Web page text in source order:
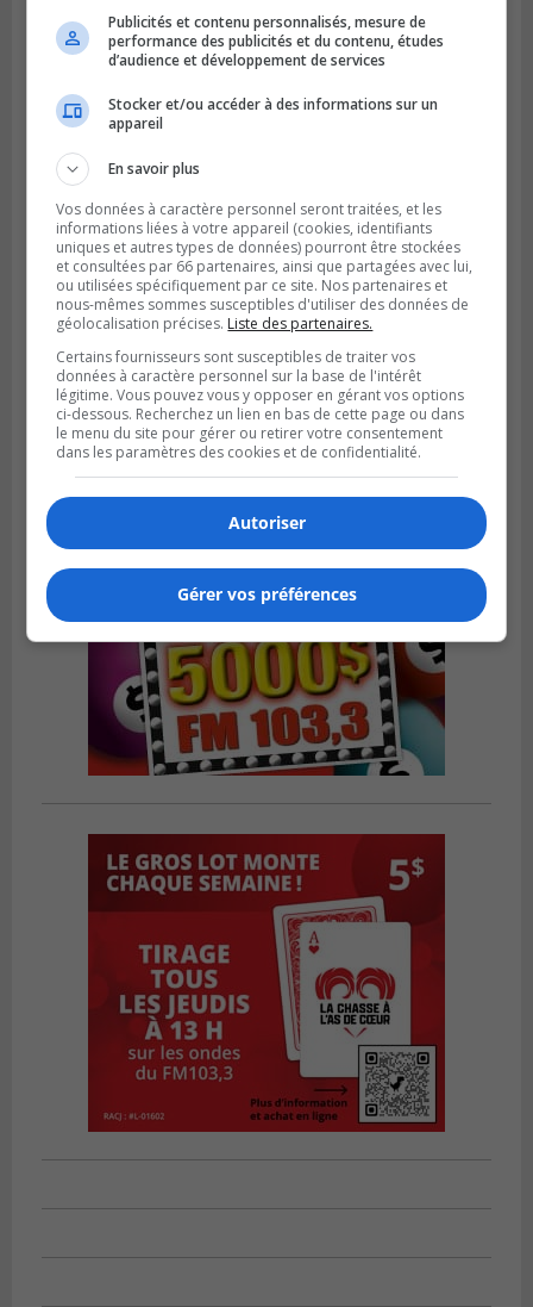
Les Ducs s’inclinent 4‑3 face à ABC 16U
dans un match serré à Longueuil
Publié le 4 août 2026 à 07h27
Les clubs de la Rive-Sud récoltent des
points en Ligue 1 Québec
Publicités et contenu personnalisés, mesure de
performance des publicités et du contenu, études
d’audience et développement de services
Stocker et/ou accéder à des informations sur un
appareil
En savoir plus
Vos données à caractère personnel seront traitées, et les
informations liées à votre appareil (cookies, identifiants
uniques et autres types de données) pourront être stockées
et consultées par 66 partenaires, ainsi que partagées avec lui,
ou utilisées spécifiquement par ce site. Nos partenaires et
nous-mêmes sommes susceptibles d'utiliser des données de
géolocalisation précises. Liste des partenaires.
Certains fournisseurs sont susceptibles de traiter vos
données à caractère personnel sur la base de l'intérêt
légitime. Vous pouvez vous y opposer en gérant vos options
ci-dessous. Recherchez un lien en bas de cette page ou dans
le menu du site pour gérer ou retirer votre consentement
dans les paramètres des cookies et de confidentialité.
Autoriser
Gérer vos préférences